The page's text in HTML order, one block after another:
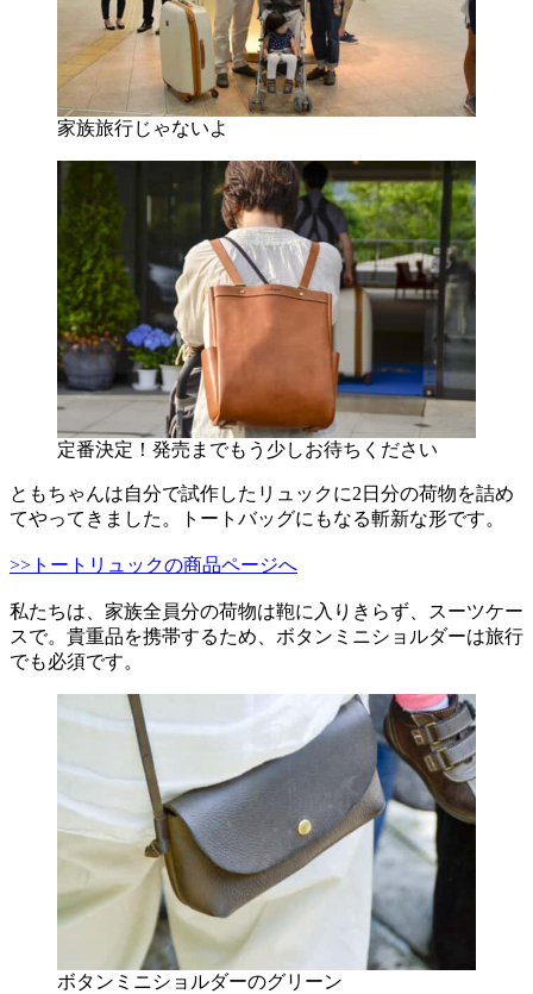
家族旅行じゃないよ
定番決定！発売までもう少しお待ちください
ともちゃんは自分で試作したリュックに2日分の荷物を詰め
てやってきました。トートバッグにもなる斬新な形です。
>>トートリュックの商品ページへ
私たちは、家族全員分の荷物は鞄に入りきらず、スーツケー
スで。貴重品を携帯するため、ボタンミニショルダーは旅行
でも必須です。
ボタンミニショルダーのグリーン